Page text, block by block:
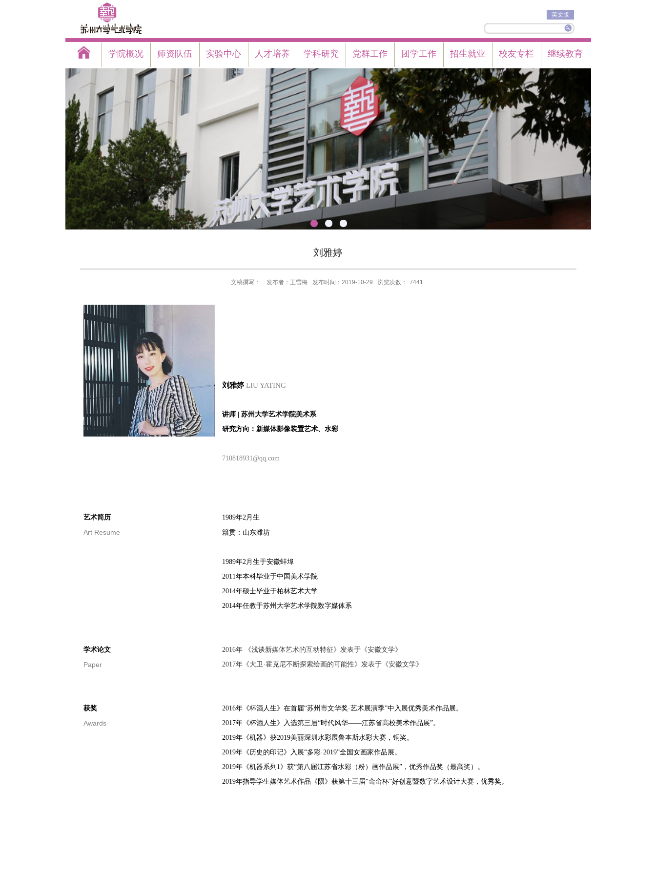
英文版
学院概况 师资队伍 实验中心 人才培养 学科研究 党群工作 团学工作 招生就业 校友专栏 继续教育
刘雅婷
文稿撰写： 发布者：王雪梅 发布时间：2019-10-29 浏览次数： 7441
刘雅婷 LIU YATING
讲师 | 苏州大学艺术学院美术系
研究方向：新媒体影像装置艺术、水彩
710818931@qq.com
艺术简历
Art Resume
1989年2月生
籍贯： 山东潍坊
1989年2月生于安徽蚌埠
2011年本科毕业于中国美术学院
2014年硕士毕业于柏林艺术大学
2014年任教于苏州大学艺术学院数字媒体系
学术论文
Paper
2016年 《浅谈新媒体艺术的互动特征》发表于《安徽文学》
2017年《大卫·霍克尼不断探索绘画的可能性》发表于《安徽文学》
获奖
Awards
2016年《杯酒人生》 在首届“苏州市文华奖·艺术展演季”中 入 展优秀美术作品展。
2017年《杯酒人生》 入选第三届“时代风华——江苏省高校美术作品展”。
2019年《机器》 获2019美丽深圳 水彩展鲁本斯水彩大赛， 铜奖。
2019年《历史的印记》 入展“多彩·2019”全国女画家作品展。
2019年《机器系列1》 获“第八届江苏省水彩（粉） 画作品展”，优秀作品奖（最高奖）。
2019年指导学生媒体艺术作品 《陨》获第十三届“仚仚杯”好创意暨数字艺术设计大赛，优秀奖。